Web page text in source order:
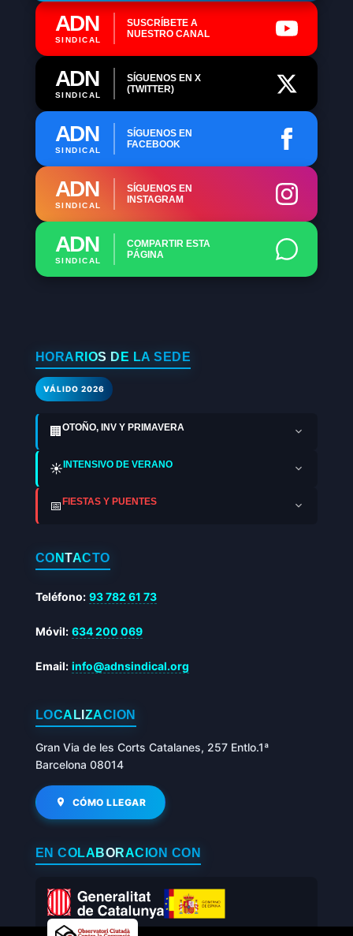
ADN
SINDICAL
SUSCRÍBETE A
NUESTRO CANAL
ADN
SINDICAL
SÍGUENOS EN X
(TWITTER)
ADN
SINDICAL
SÍGUENOS EN
FACEBOOK
ADN
SINDICAL
SÍGUENOS EN
INSTAGRAM
ADN
SINDICAL
COMPARTIR ESTA
PÁGINA
HORARIOS DE LA SEDE
VÁLIDO 2026
🏢OTOÑO, INV Y PRIMAVERA
☀️ INTENSIVO DE VERANO
📅 FIESTAS Y PUENTES
CONTACTO
Teléfono: 93 782 61 73
Móvil: 634 200 069
Email: info@adnsindical.org
LOCALIZACIÓN
Gran Via de les Corts Catalanes, 257 Entlo.1ª
Barcelona 08014
CÓMO LLEGAR
EN COLABORACIÓN CON